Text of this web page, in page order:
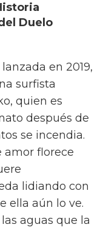
Duelo
en 2019,
surfista
quien es
después de
se incendia.
amor florece
lidiando con
ella aún lo ve.
aguas que la